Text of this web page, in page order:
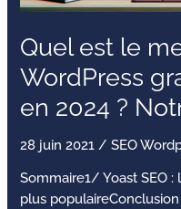
Quel est le
WordPress
en 2024 ?
28 juin 2021 /SEO
Sommaire1/ Yoast SEO
plus